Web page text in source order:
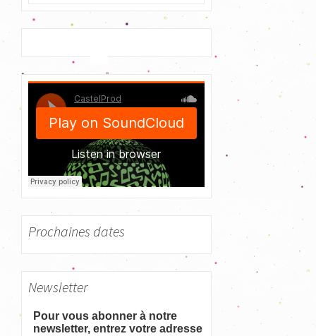
c
c
Prochaines dates
Newsletter
Pour vous abonner à notre
newsletter, entrez votre adresse